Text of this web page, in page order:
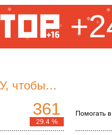
чтобы…
361
29.4 %
Помогать